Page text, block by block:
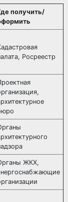
получить/
Росреестр
ЖКХ,